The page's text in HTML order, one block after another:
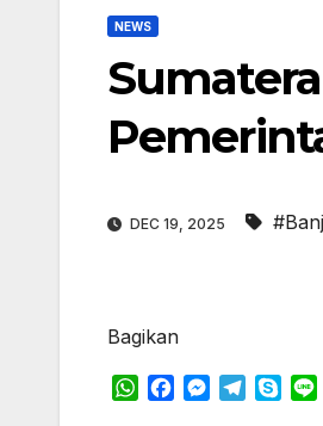
NEWS
DEC 19, 2025
Bagikan
W
M
T
S